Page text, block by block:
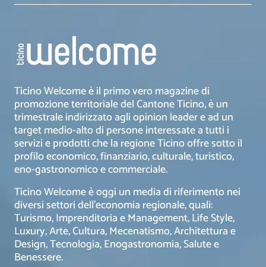
Ticino Welcome è il primo vero magazine di
promozione territoriale del Cantone Ticino, è un
trimestrale indirizzato agli opinion leader e ad un
target medio-alto di persone interessate a tutti i
servizi e prodotti che la regione Ticino offre sotto il
profilo economico, finanziario, culturale, turistico,
eno-gastronomico e commerciale.
Ticino Welcome è oggi un media di riferimento nei
diversi settori dell’economia regionale, quali:
Turismo, Imprenditoria e Management, Life Style,
Luxury, Arte, Cultura, Mecenatismo, Architettura e
Design, Tecnologia, Enogastronomia, Salute e
Benessere.